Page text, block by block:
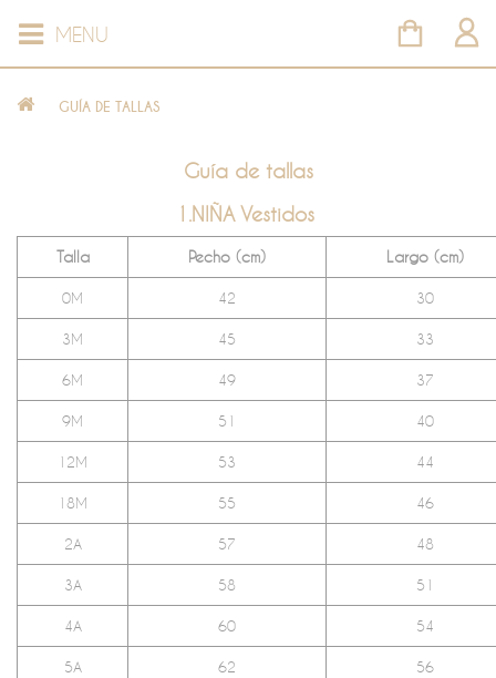
MENU
GUÍA DE TALLAS
Guía de tallas
1.NIÑA Vestidos
Talla Pecho (cm) Largo (cm)
0M 42 30
3M 45 33
6M 49 37
9M 51 40
12M 53 44
18M 55 46
2A 57 48
3A 58 51
4A 60 54
5A 62 56